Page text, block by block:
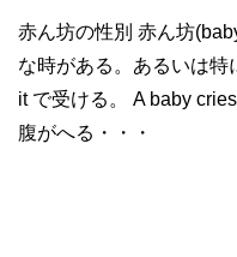
赤ん坊の性別 赤ん坊
な時がある。あるいは特
it で受ける。 A baby
腹がへる・・・